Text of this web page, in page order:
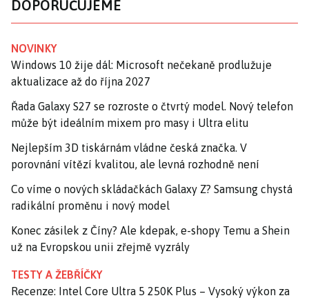
DOPORUČUJEME
NOVINKY
Windows 10 žije dál: Microsoft nečekaně prodlužuje
aktualizace až do října 2027
Řada Galaxy S27 se rozroste o čtvrtý model. Nový telefon
může být ideálním mixem pro masy i Ultra elitu
Nejlepším 3D tiskárnám vládne česká značka. V
porovnání vítězí kvalitou, ale levná rozhodně není
Co víme o nových skládačkách Galaxy Z? Samsung chystá
radikální proměnu i nový model
Konec zásilek z Číny? Ale kdepak, e-shopy Temu a Shein
už na Evropskou unii zřejmě vyzrály
TESTY A ŽEBŘÍČKY
Recenze: Intel Core Ultra 5 250K Plus – Vysoký výkon za